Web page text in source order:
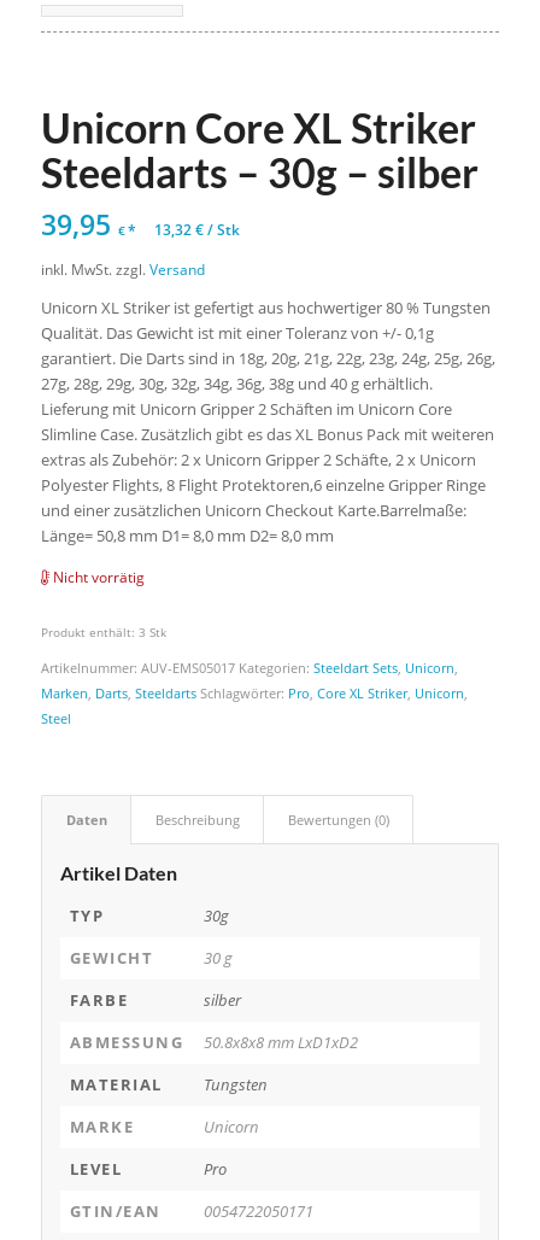
Unicorn Core XL Striker
Steeldarts – 30g – silber
39,95 €* 13,32€/Stk
inkl. MwSt. zzgl. Versand
Unicorn XL Striker ist gefertigt aus hochwertiger 80 % Tungsten
Qualität. Das Gewicht ist mit einer Toleranz von +/- 0,1g
garantiert. Die Darts sind in 18g, 20g, 21g, 22g, 23g, 24g, 25g, 26g,
27g, 28g, 29g, 30g, 32g, 34g, 36g, 38g und 40 g erhältlich.
Lieferung mit Unicorn Gripper 2 Schäften im Unicorn Core
Slimline Case. Zusätzlich gibt es das XL Bonus Pack mit weiteren
extras als Zubehör: 2 x Unicorn Gripper 2 Schäfte, 2 x Unicorn
Polyester Flights, 8 Flight Protektoren,6 einzelne Gripper Ringe
und einer zusätzlichen Unicorn Checkout Karte.Barrelmaße:
Länge= 50,8 mm D1= 8,0 mm D2= 8,0 mm
Nicht vorrätig
Produkt enthält: 3 Stk
Artikelnummer: AUV-EMS05017 Kategorien: Steeldart Sets, Unicorn
Marken Darts, Steeldarts Schlagwörter: Pro Core XL Striker, Unicorn
Steel
Daten Beschreibung Bewertungen (0)
Artikel Daten
TYP
30g
GEWICHT
30 g
FARBE
silber
ABMESSUNG
50.8x8x8 mm LxD1xD2
MATERIAL
Tungsten
MARKE
Unicorn
LEVEL
Pro
GTIN/EAN
0054722050171